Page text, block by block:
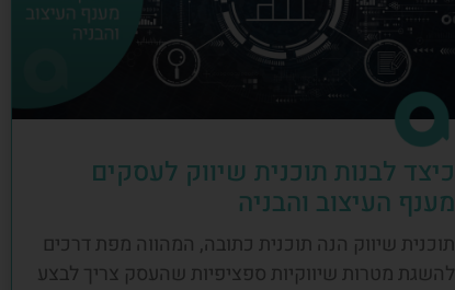
כיצד לבנות תוכנית שיווק לעסקים
מענף העיצוב והבניה
תוכנית שיווק הנה תוכנית כתובה, המהווה מפת דרכים
להשגת מטרות שיווקיות ספציפיות שהעסק צריך לבצע